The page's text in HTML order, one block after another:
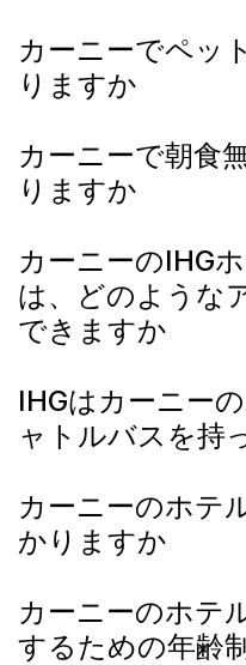
カーニーでペッ
りますか
カーニーで朝食
りますか
カーニーのIHG
は、どのような
できますか
IHGはカーニー
ャトルバスを持
カーニーのホテ
かりますか
カーニーのホテ
するための年齢